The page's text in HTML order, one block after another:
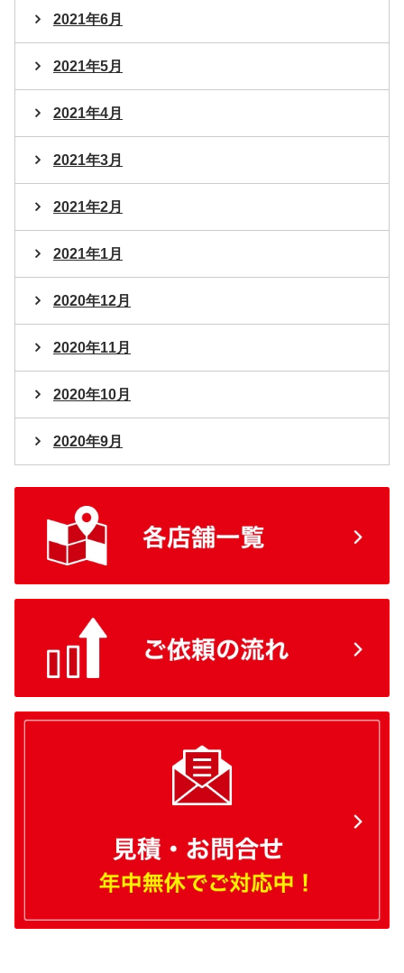
2021年6月
2021年5月
2021年4月
2021年3月
2021年2月
2021年1月
2020年12月
2020年11月
2020年10月
2020年9月